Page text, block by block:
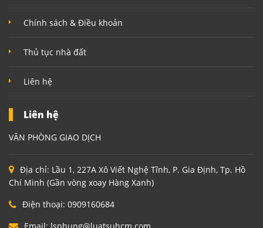
Chính sách & Điều khoản
Thủ tục nhà đất
Liên hệ
Liên hệ
VĂN PHÒNG GIAO DỊCH
Địa chỉ: Lầu 1, 227A Xô Viết Nghệ Tĩnh, P. Gia Định, Tp. Hồ
Chí Minh (Gần vòng xoay Hàng Xanh)
Điện thoại: 0909160684
Email: lsphung@luatsuhcm.com